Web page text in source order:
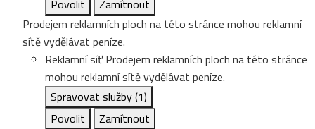
Povolit
Zamítnout
Prodejem reklamních ploch na této stránce mohou reklamní
sítě vydělávat peníze.
Reklamní síť Prodejem reklamních ploch na této stránce
mohou reklamní sítě vydělávat peníze.
Spravovat služby(1)
Povolit
Zamítnout